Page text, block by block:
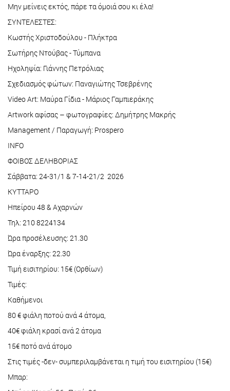
Μην μείνεις εκτός, πάρε τα όμοιά σου κι έλα!
ΣΥΝΤΕΛΕΣΤΕΣ:
Κωστής Χριστοδούλου - Πλήκτρα
Σωτήρης Ντούβας - Τύμπανα
Ηχοληψία: Γιάννης Πετρόλιας
Σχεδιασμός φώτων: Παναγιώτης Τσεβρένης
Video Art: Μαύρα Γίδια - Μάριος Γαμπιεράκης
Artwork αφίσας – φωτογραφίες: Δημήτρης Μακρής
Management / Παραγωγή: Prospero
INFO
ΦΟΙΒΟΣ ΔΕΛΗΒΟΡΙΑΣ
Σάββατα: 24-31/1 & 7-14-21/2 2026
ΚΥΤΤΑΡΟ
Ηπείρου 48 & Αχαρνών
Τηλ: 210 8224134
Ώρα προσέλευσης: 21.30
Ώρα έναρξης: 22.30
Τιμή εισιτηρίου: 15€ (Ορθίων)
Τιμές:
Καθήμενοι
80 € φιάλη ποτού ανά 4 άτομα,
40€ φιάλη κρασί ανά 2 άτομα
15€ ποτό ανά άτομο
Στις τιμές -δεν- συμπεριλαμβάνεται η τιμή του εισιτηρίου (15€)
Μπαρ: